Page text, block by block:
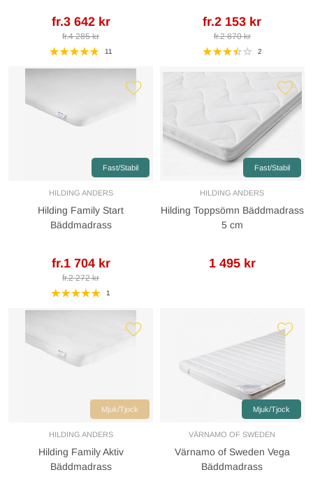
fr.3 642 kr
fr.4 285 kr
11
fr.2 153 kr
fr.2 870 kr
2
Fast/Stabil
HILDING ANDERS
Hilding Family Start
Bäddmadrass
fr.1 704 kr
fr.2 272 kr
1
Fast/Stabil
HILDING ANDERS
Hilding Toppsömn Bäddmadrass
5 cm
1 495 kr
Mjuk/Tjock
HILDING ANDERS
Hilding Family Aktiv
Bäddmadrass
Mjuk/Tjock
VÄRNAMO OF SWEDEN
Värnamo of Sweden Vega
Bäddmadrass